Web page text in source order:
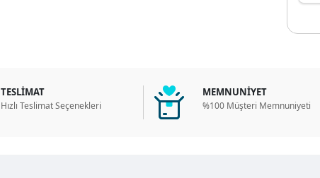
TESLİMAT
Hızlı Teslimat Seçenekleri
MEMNUNİYET
%100 Müşteri Memnuniyeti